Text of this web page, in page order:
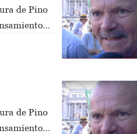
de Pino
de Pino